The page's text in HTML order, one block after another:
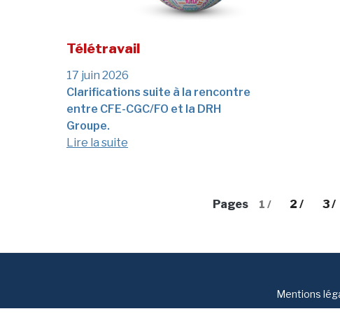
Télétravail
17 juin 2026
Clarifications suite à la rencontre
entre CFE-CGC/FO et la DRH
Groupe.
Lire la suite
Pages 1 / 2 / 3 /
Mentions